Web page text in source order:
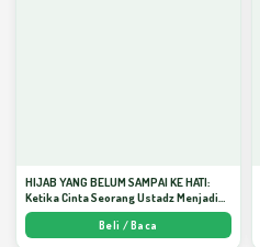
HIJAB YANG BELUM SAMPAI KE HATI:
Ketika Cinta Seorang Ustadz Menjadi
Cermin yang Paling Kejam - Arda
Beli / Baca